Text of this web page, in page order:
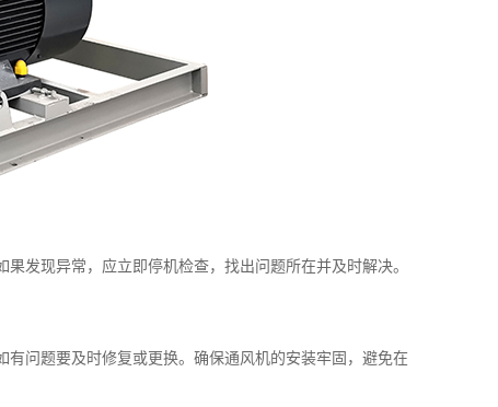
现异常，应立即停机检查，找出问题所在并及时解决。
问题要及时修复或更换。确保通风机的安装牢固，避免在